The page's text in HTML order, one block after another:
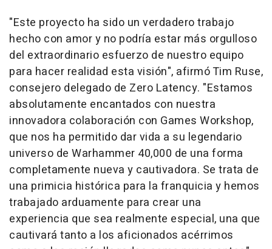
"Este proyecto ha sido un verdadero trabajo
hecho con amor y no podría estar más orgulloso
del extraordinario esfuerzo de nuestro equipo
para hacer realidad esta visión", afirmóTim Ruse,
consejero delegado de Zero Latency. "Estamos
absolutamente encantados con nuestra
innovadora colaboración con Games Workshop,
que nos ha permitido dar vida a su legendario
universo de Warhammer 40,000 de una forma
completamente nueva y cautivadora. Se trata de
una primicia histórica para la franquicia y hemos
trabajado arduamente para crear una
experiencia que sea realmente especial, una que
cautivará tanto a los aficionados acérrimos